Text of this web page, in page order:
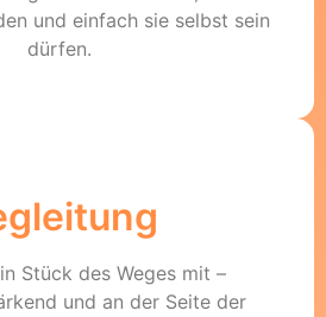
und einfach sie selbst sein
dürfen.
Stück des Weges mit –
und an der Seite der